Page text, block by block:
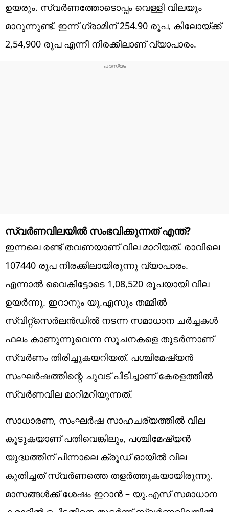
ഉയരും. സ്വർണത്തോടൊപ്പം വെള്ളി വിലയും
മാറുന്നുണ്ട്. ഇന്ന് ഗ്രാമിന് 254.90 രൂപ, കിലോയ്ക്ക്
2,54,900 രൂപ എന്നീ നിരക്കിലാണ് വ്യാപാരം.
സ്വർണവിലയിൽ സംഭവിക്കുന്നത് എന്ത്?
ഇന്നലെ രണ്ട് തവണയാണ് വില മാറിയത്. രാവിലെ
107440 രൂപ നിരക്കിലായിരുന്നു വ്യാപാരം.
എന്നാൽ വൈകിട്ടോടെ 1,08,520 രൂപയായി വില
ഉയർന്നു. ഇറാനും യു.എസും തമ്മിൽ
സ്വിറ്റ്സെർലൻഡിൽ നടന്ന സമാധാന ചർച്ചകൾ
ഫലം കാണുന്നുവെന്ന സൂചനകളെ തുടർന്നാണ്
സ്വർണം തിരിച്ചുകയറിയത്. പശ്ചിമേഷ്യൻ
സംഘർഷത്തിന്റെ ചുവട് പിടിച്ചാണ് കേരളത്തിൽ
സ്വർണവില മാറിമറിയുന്നത്.
സാധാരണ, സംഘർഷ സാഹചര്യത്തിൽ വില
കൂടുകയാണ് പതിവെങ്കിലും, പശ്ചിമേഷ്യൻ
യുദ്ധത്തിന് പിന്നാലെ ക്രൂഡ് ഓയിൽ വില
കുതിച്ചത് സ്വർണത്തെ തളർത്തുകയായിരുന്നു.
മാസങ്ങൾക്ക് ശേഷം ഇറാൻ – യു.എസ് സമാധാന